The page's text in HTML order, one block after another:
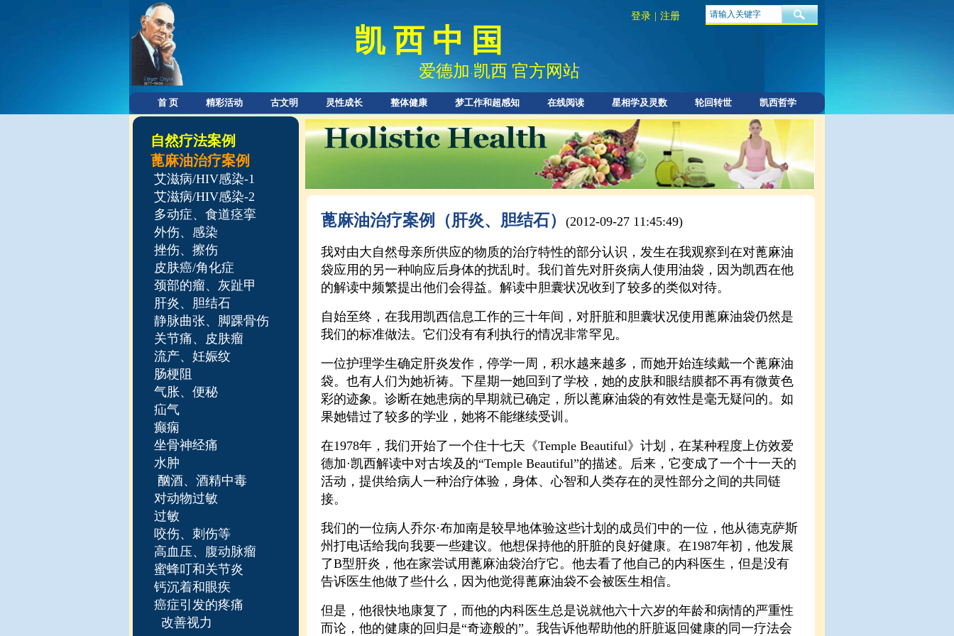
首 页 精彩活动 古文明 灵性成长 整体健康 梦工作和超感知 在线阅读 星相学及灵数 轮回转世 凯西哲学
凯 西 中 国
登录 注册
爱德加 · 凯西 官方网站
自然疗法案例
蓖麻油治疗案例
艾滋病/HIV感染-1
艾滋病/HIV感染-2
多动症、食道痉挛
外伤、感染
挫伤、擦伤
皮肤癌/角化症
颈部的瘤、灰趾甲
肝炎、胆结石
静脉曲张、脚踝骨伤
关节痛、皮肤瘤
流产、妊娠纹
肠梗阻
气胀、便秘
疝气
癫痫
坐骨神经痛
水肿
酗酒、酒精中毒
对动物过敏
过敏
咬伤、刺伤等
高血压、腹动脉瘤
蜜蜂叮和关节炎
钙沉着和眼疾
癌症引发的疼痛
改善视力
蓖麻油治疗案例（肝炎、胆结石） (2012-09-27 11:45:49)
我对由大自然母亲所供应的物质的治疗特性的部分认识，发生在我观察到在对蓖麻油
袋应用的另一种响应后身体的扰乱时。我们首先对肝炎病人使用油袋，因为凯西在他
的解读中频繁提出他们会得益。解读中胆囊状况收到了较多的类似对待。
自始至终，在我用凯西信息工作的三十年间，对肝脏和胆囊状况使用蓖麻油袋仍然是
我们的标准做法。它们没有有利执行的情况非常罕见。
一位护理学生确定肝炎发作，停学一周，积水越来越多，而她开始连续戴一个蓖麻油
袋。也有人们为她祈祷。下星期一她回到了学校，她的皮肤和眼结膜都不再有微黄色
彩的迹象。诊断在她患病的早期就已确定，所以蓖麻油袋的有效性是毫无疑问的。如
果她错过了较多的学业，她将不能继续受训。
在1978年，我们开始了一个住十七天《Temple Beautiful》计划，在某种程度上仿效爱
德加·凯西解读中对古埃及的“Temple Beautiful”的描述。后来，它变成了一个十一天的
活动，提供给病人一种治疗体验，身体、心智和人类存在的灵性部分之间的共同链
接。
我们的一位病人乔尔·布加南是较早地体验这些计划的成员们中的一位，他从德克萨斯
州打电话给我向我要一些建议。他想保持他的肝脏的良好健康。在1987年初，他发展
了B型肝炎，他在家尝试用蓖麻油袋治疗它。他去看了他自己的内科医生，但是没有
告诉医生他做了些什么，因为他觉得蓖麻油袋不会被医生相信。
但是，他很快地康复了，而他的内科医生总是说就他六十六岁的年龄和病情的严重性
而论，他的健康的回归是“奇迹般的”。我告诉他帮助他的肝脏返回健康的同一疗法会